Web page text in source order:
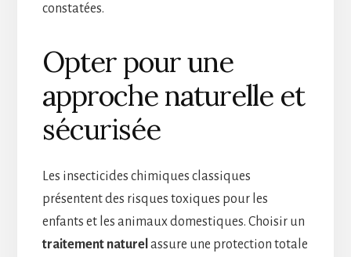
constatées.
Opter pour une
approche naturelle et
sécurisée
Les insecticides chimiques classiques
présentent des risques toxiques pour les
enfants et les animaux domestiques. Choisir un
traitement naturel assure une protection totale